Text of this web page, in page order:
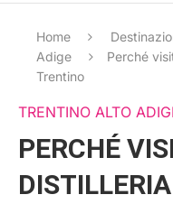
Home
Adige
Perché
Trentino
TRENTINO ALTO
PERCHÉ